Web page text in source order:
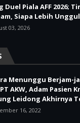
Duel Piala AFF 2026;
Siapa Lebih
03, 2026
Menunggu Berjam-
AKW, Adam Pasien
Leidong Akhirnya
16, 2022